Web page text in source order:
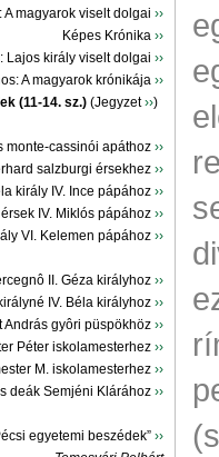
A magyarok viselt dolgai ››
Képes Krónika ››
Lajos király viselt dolgai ››
A magyarok krónikája ››
(11-14. sz.) (Jegyzet››)
monte-cassinói apáthoz ››
salzburgi érsekhez ››
király IV. Ince pápához ››
IV. Miklós pápához ››
VI. Kelemen pápához ››
II. Géza királyhoz ››
IV. Béla királyhoz ››
András gyôri püspökhöz ››
Péter iskolamesterhez ››
M. iskolamesterhez ››
deák Semjéni Klárához ››
egyetemi beszédek” ››